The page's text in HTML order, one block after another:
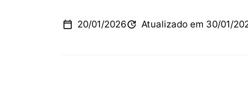
20/01/2026 Atualizado em 30/01/